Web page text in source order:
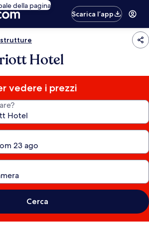
della pagina
Scarica l’app
Hotel
vedere i prezzi
Cerca